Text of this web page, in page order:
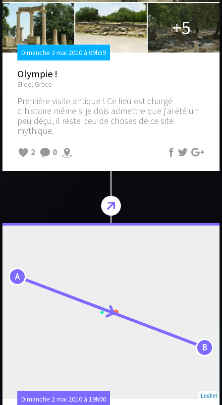
+5
Dimanche 2 mai 2010 à 09h59
Olympie !
Élide, Grèce
Première visite antique ! Ce lieu est chargé
d'histoire même si je dois admettre que j'ai été un
peu déçu, il reste peu de choses de ce site
mythique.
2
0
A
B
Leaflet
Dimanche 2 mai 2010 à 19h00